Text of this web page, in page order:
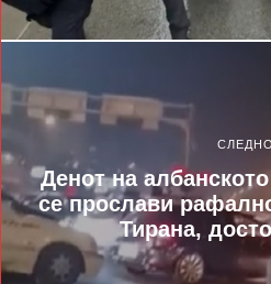
СЛЕДНО
Денот на
се прослави
Тирана,